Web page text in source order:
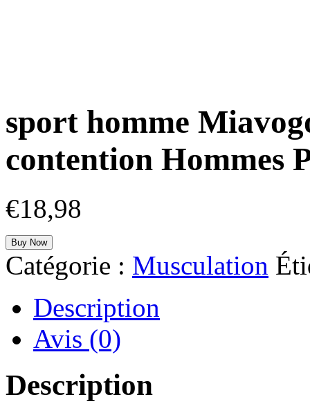
sport homme
contention Hommes
€18,98
Buy Now
Catégorie : Musculation
Description
Avis (0)
Description